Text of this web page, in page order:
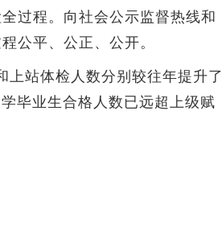
过程。向社会公示监督热线和
公平、公正、公开。
站体检人数分别较往年提升了
毕业生合格人数已远超上级赋